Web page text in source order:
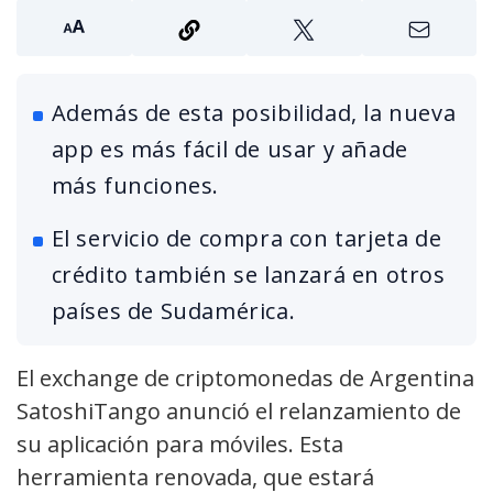
Además de esta posibilidad, la nueva
app es más fácil de usar y añade
más funciones.
El servicio de compra con tarjeta de
crédito también se lanzará en otros
países de Sudamérica.
El exchange de criptomonedas de Argentina
SatoshiTango anunció el relanzamiento de
su aplicación para móviles. Esta
herramienta renovada, que estará